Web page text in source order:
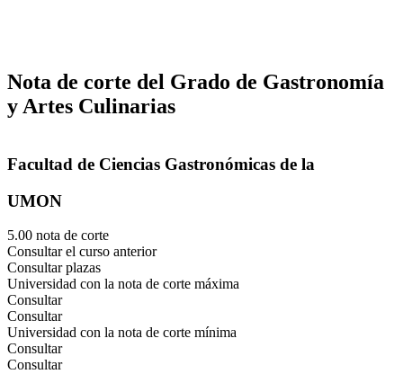
Nota de corte del Grado de Gastronomía
y Artes Culinarias
Facultad de Ciencias Gastronómicas de la
UMON
5.00 nota de corte
Consultar el curso anterior
Consultar plazas
Universidad con la nota de corte máxima
Consultar
Consultar
Universidad con la nota de corte mínima
Consultar
Consultar